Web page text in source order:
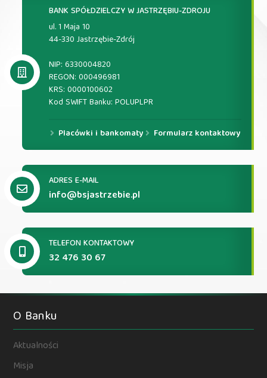
BANK SPÓŁDZIELCZY W JASTRZĘBIU-ZDROJU
ul. 1 Maja 10
44-330 Jastrzębie-Zdrój
NIP: 6330004820
REGON: 000496981
KRS: 0000100602
Kod SWIFT Banku: POLUPLPR
Placówki i bankomaty Formularz kontaktowy
ADRES E-MAIL
info@bsjastrzebie.pl
TELEFON KONTAKTOWY
32 476 30 67
O Banku
Aktualności
Misja